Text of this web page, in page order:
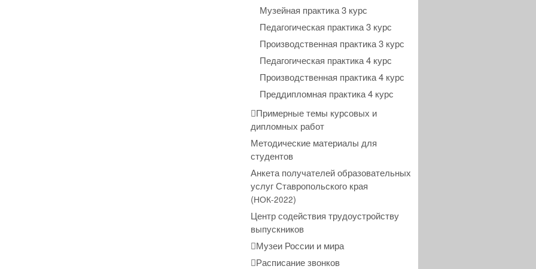
Музейная практика 3 курс
Педагогическая практика 3 курс
Производственная практика 3 курс
Педагогическая практика 4 курс
Производственная практика 4 курс
Преддипломная практика 4 курс
Примерные темы курсовых и
дипломных работ
Методические материалы для
студентов
Анкета получателей образовательных
услуг Ставропольского края
(НОК-2022)
Центр содействия трудоустройству
выпускников
Музеи России и мира
Расписание звонков